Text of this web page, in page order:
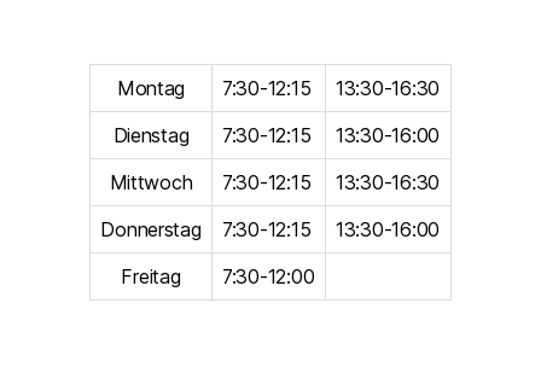
Montag 7:30-12:15
13:30-16:30
Dienstag
7:30-12:15
13:30-16:00
Mittwoch
7:30-12:15
13:30-16:30
Donnerstag
7:30-12:15
13:30-16:00
Freitag
7:30-12:00